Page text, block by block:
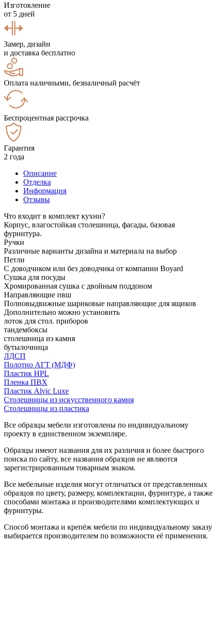
Изготовление
от 5 дней
Замер, дизайн
и доставка бесплатно
Оплата наличными, безналичный расчёт
Беспроцентная рассрочка
Гарантия
2 года
Описание
Отделка
Информация
Отзывы
Что входит в комплект кухни?
Корпус, влагостойкая столешница, фасады, базовая
фурнитура.
Ручки
Различные варианты дизайна и материала на выбор
Петли
С доводчиком или без доводчика от компании Boyard
Сушка для посуды
Хромированная сушка с двойным поддоном
Направляющие пвш
Полновыдвижные шариковые направляющие для ящиков
Дополнительно можно установить
лоток для стол. приборов
тандембоксы
столешница из камня
бутылочница
ЛДСП
Полотно АГТ (МДФ)
Пластик HPL
Пленка ПВХ
Пластик Alvic Luxe
Столешницы из искусственного камня
Столешницы из пластика
Все образцы мебели изготовлены по индивидуальному
проекту в единственном экземпляре.
Образцы имеют названия для их различия и более быстрого
поиска по сайту, все названия образцов не являются
зарегистрированным товарным знаком.
Все мебельные изделия могут отличаться от представленных
образцов по цвету, размеру, комплектации, фурнитуре, а также
способами монтажа и производителями комплектующих и
фурнитуры.
Способ монтажа и крепёж мебели по индивидуальному заказу
выбирается производителем по возможности её применения.